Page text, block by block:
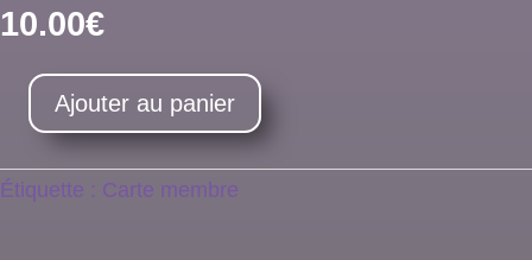
10.00€
quantité
Aktiv
Memberskaart
Ajouter au panier
Étiquette : Carte membre